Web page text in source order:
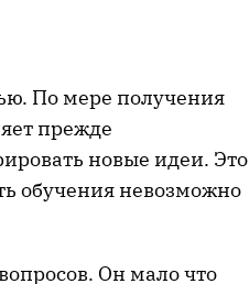
По мере получения
прежде
новые идеи. Это
обучения невозможно
Он мало что